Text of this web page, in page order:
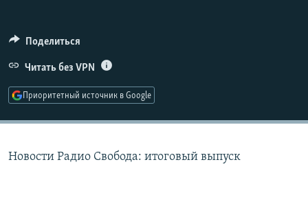
ПОДПИШИТЕСЬ НА РАССЫЛКУ
СОЦИАЛЬНЫЕ СЕТИ
Поделиться
Читать без VPN
Приоритетный источник в Google
Новости Радио Свобода: итоговый выпуск